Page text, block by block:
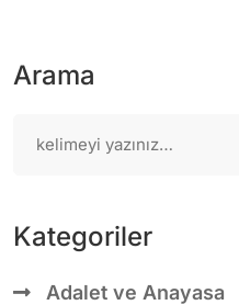
Arama
Kategoriler
Adalet ve Anayasa